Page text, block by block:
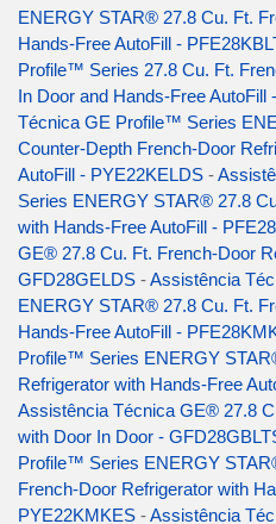
ENERGY STAR® 27.8 Cu. Ft.
Hands-Free AutoFill -
Profile™ Series 27.8 Cu. Ft.
In Door and Hands-Free AutoFill
Técnica GE Profile™ Series
Counter-Depth French-Door
AutoFill - PYE22KELDS -
Series ENERGY STAR® 27.8
with Hands-Free AutoFill -
GE® 27.8 Cu. Ft. French-Door
GFD28GELDS -Assistência
ENERGY STAR® 27.8 Cu. Ft.
Hands-Free AutoFill -
Profile™ Series ENERGY
Refrigerator with Hands-Free
Assistência Técnica GE® 27.8
with Door In Door -
Profile™ Series ENERGY
French-Door Refrigerator with
PYE22KMKES -Assistência